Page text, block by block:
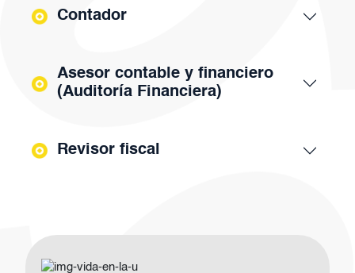
Contador
Asesor contable y financiero
(Auditoría Financiera)
Revisor fiscal
Imagen